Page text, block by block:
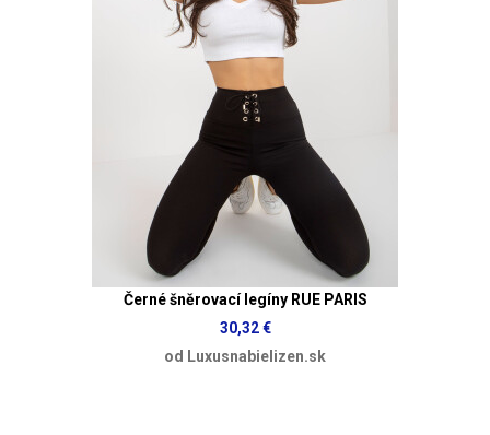
Černé šněrovací legíny RUE PARIS
30,32 €
od Luxusnabielizen.sk